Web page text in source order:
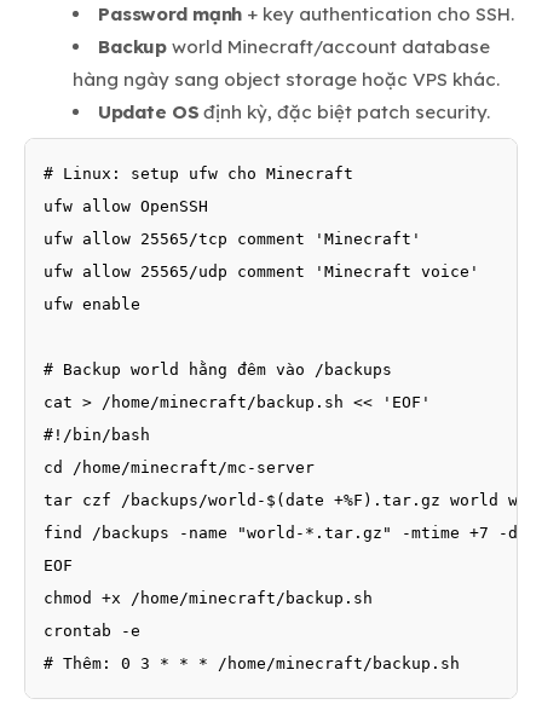
Password mạnh+ key authentication cho SSH.
Backupworld Minecraft/account database
hàng ngày sang object storage hoặc VPS khác.
Update OS định kỳ, đặc biệt patch security.
# Linux: setup ufw cho Minecraft
ufw allow OpenSSH
ufw allow 25565/tcp comment 'Minecraft'
ufw allow 25565/udp comment 'Minecraft voice'
ufw enable
# Backup world hằng đêm vào /backups
cat > /home/minecraft/backup.sh << 'EOF'
#!/bin/bash
cd /home/minecraft/mc-server
tar czf /backups/world-$(date +%F).tar.gz world
find /backups -name "world-*.tar.gz" -mtime +7 -
EOF
chmod +x /home/minecraft/backup.sh
crontab -e
# Thêm: 0 3 * * * /home/minecraft/backup.sh